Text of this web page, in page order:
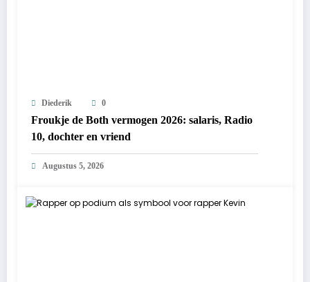
Diederik 0
Froukje de Both vermogen 2026: salaris, Radio
10, dochter en vriend
Augustus 5, 2026